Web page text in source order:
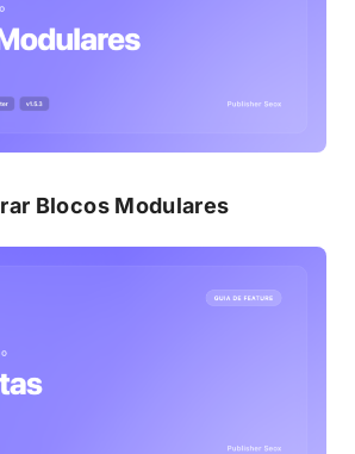
Blocos Modulares